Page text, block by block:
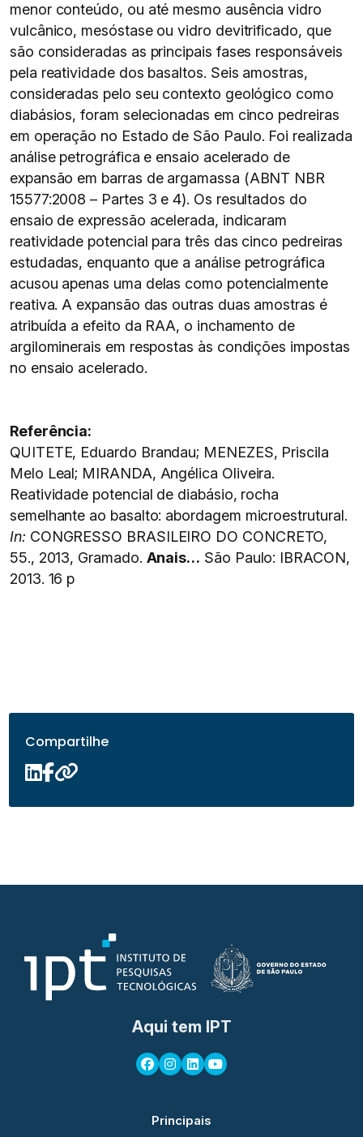
menor conteúdo, ou até mesmo ausência vidro
vulcânico, mesóstase ou vidro devitrificado, que
são consideradas as principais fases responsáveis
pela reatividade dos basaltos. Seis amostras,
consideradas pelo seu contexto geológico como
diabásios, foram selecionadas em cinco pedreiras
em operação no Estado de São Paulo. Foi realizada
análise petrográfica e ensaio acelerado de
expansão em barras de argamassa (ABNT NBR
15577:2008 – Partes 3 e 4). Os resultados do
ensaio de expressão acelerada, indicaram
reatividade potencial para três das cinco pedreiras
estudadas, enquanto que a análise petrográfica
acusou apenas uma delas como potencialmente
reativa. A expansão das outras duas amostras é
atribuída a efeito da RAA, o inchamento de
argilominerais em respostas às condições impostas
no ensaio acelerado.
Referência:
QUITETE, Eduardo Brandau; MENEZES, Priscila
Melo Leal; MIRANDA, Angélica Oliveira.
Reatividade potencial de diabásio, rocha
semelhante ao basalto: abordagem microestrutural.
In: CONGRESSO BRASILEIRO DO CONCRETO,
55., 2013, Gramado. Anais… São Paulo: IBRACON,
2013. 16 p
Compartilhe
Aqui tem IPT
Principais